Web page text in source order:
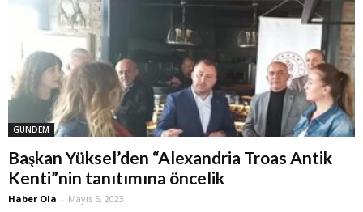
GÜNDEM
Başkan Yüksel’den “Alexandria Troas Antik
Kenti”nin tanıtımına öncelik
Haber Ola - Mayıs 5, 2023